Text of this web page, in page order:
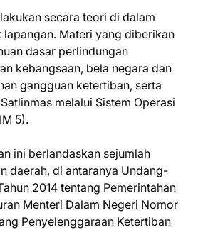
secara teori di dalam
Materi yang diberikan
dasar perlindungan
kebangsaan, bela negara dan
gangguan ketertiban, serta
melalui Sistem Operasi
5).
ini berlandaskan sejumlah
daerah, di antaranya Undang-
2014 tentang Pemerintahan
Menteri Dalam Negeri Nomor
Penyelenggaraan Ketertiban